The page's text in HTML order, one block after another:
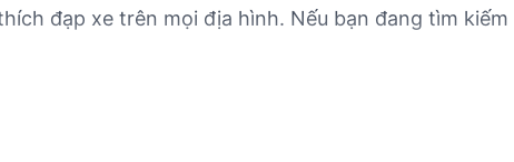
đạp xe trên mọi địa hình. Nếu bạn đang tìm kiếm